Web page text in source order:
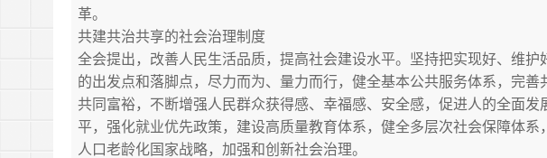
革。
共建共治共享的社会治理制度
全会提出，改善人民生活品质，提高社会建设水平。坚持把实现好、维
的出发点和落脚点，尽力而为、量力而行，健全基本公共服务体系，完
共同富裕，不断增强人民群众获得感、幸福感、安全感，促进人的全面
平，强化就业优先政策，建设高质量教育体系，健全多层次社会保障体
人口老龄化国家战略，加强和创新社会治理。